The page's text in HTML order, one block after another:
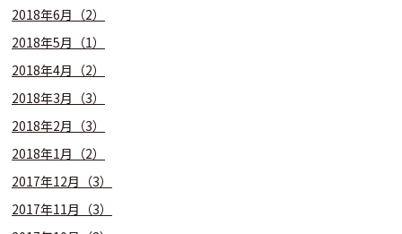
2018年6月（2）
2018年5月（1）
2018年4月（2）
2018年3月（3）
2018年2月（3）
2018年1月（2）
2017年12月（3）
2017年11月（3）